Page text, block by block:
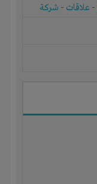
- علاقات - شركة